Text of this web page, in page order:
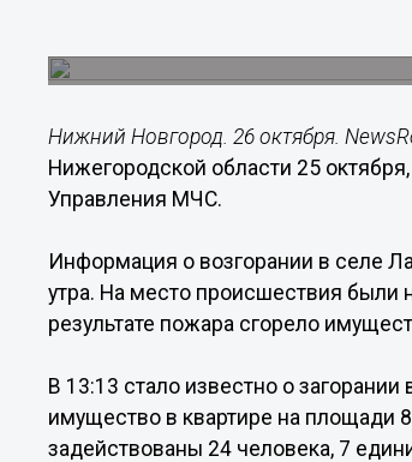
Нижний Новгород. 26 октября.
Нижегородской области 25
Управления МЧС.
Информация о возгорании в селе
утра. На место происшествия были
результате пожара сгорело
В 13:13 стало известно о
имущество в квартире на площади
задействованы 24 человека, 7